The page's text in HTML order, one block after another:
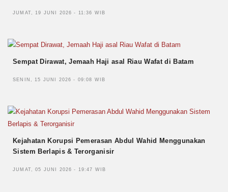
JUMAT, 19 JUNI 2026 - 11:36 WIB
Sempat Dirawat, Jemaah Haji asal Riau Wafat di Batam
SENIN, 15 JUNI 2026 - 09:08 WIB
Kejahatan Korupsi Pemerasan Abdul Wahid Menggunakan
Sistem Berlapis & Terorganisir
JUMAT, 05 JUNI 2026 - 19:47 WIB